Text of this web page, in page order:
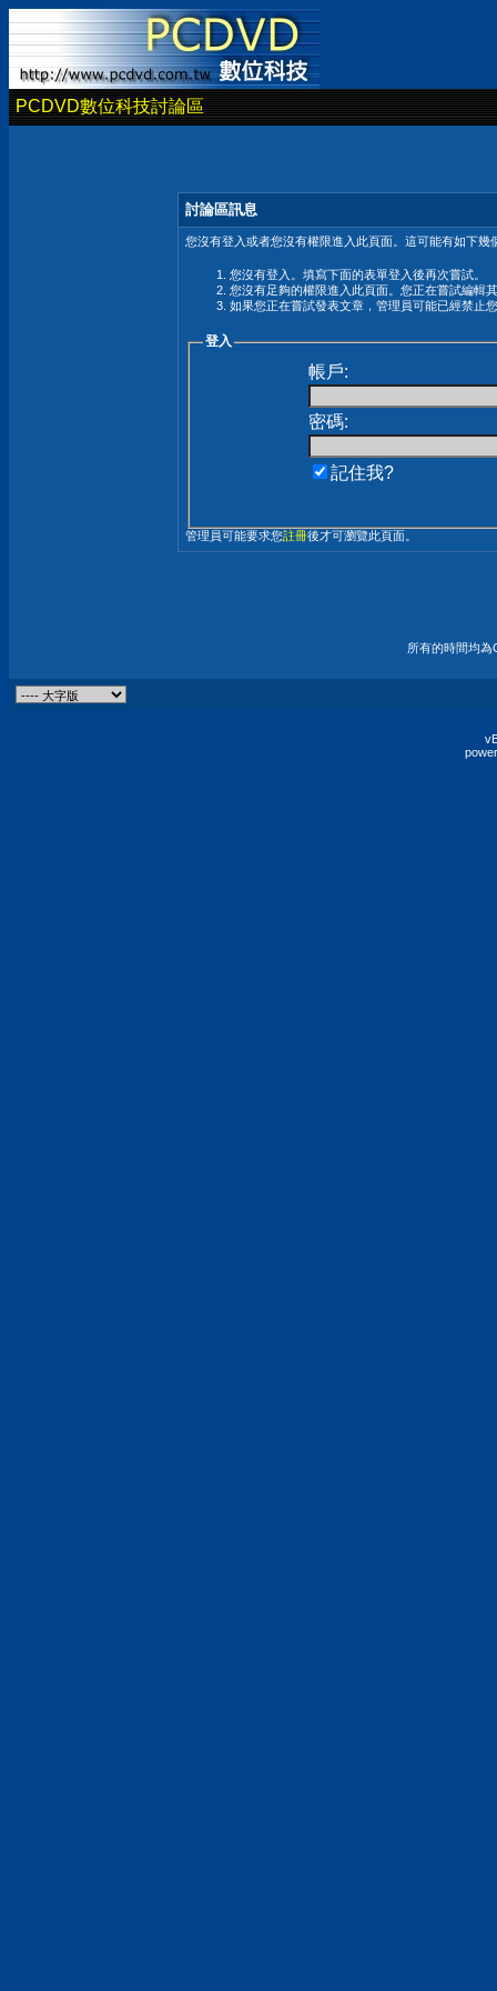
PCDVD數位科技討論區
討論區訊息
您沒有登入或者您沒有權限進入此頁面。這可能有如下幾
您沒有登入。填寫下面的表單登入後再次嘗試。
您沒有足夠的權限進入此頁面。您正在嘗試編輯
如果您正在嘗試發表文章，管理員可能已經禁止
登入
帳戶:
密碼:
記住我?
管理員可能要求您註冊後才可瀏覽此頁面。
所有的時間均為